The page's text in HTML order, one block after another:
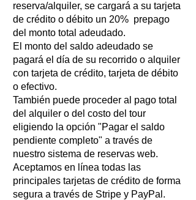
reserva/alquiler, se cargará a su tarjeta
de crédito o débito un 20% prepago
del monto total adeudado.
El monto del saldo adeudado se
pagará el día de su recorrido o alquiler
con tarjeta de crédito, tarjeta de débito
o efectivo.
También puede proceder al pago total
del alquiler o del costo del tour
eligiendo la opción "Pagar el saldo
pendiente completo" a través de
nuestro sistema de reservas web.
Aceptamos en línea todas las
principales tarjetas de crédito de forma
segura a través de Stripe y PayPal.